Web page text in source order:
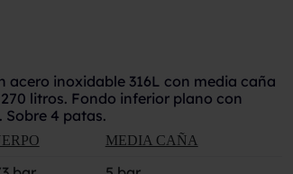
acero inoxidable 316L con media caña
litros. Fondo inferior plano con
4 patas.
MEDIA CAÑA